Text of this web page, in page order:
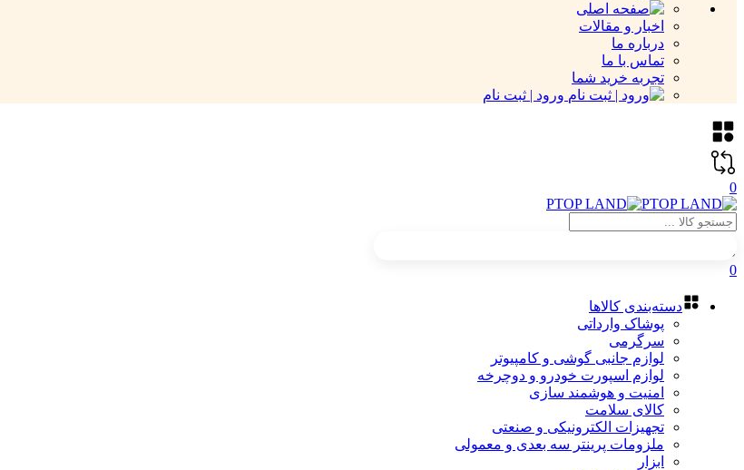
اخبار و مقالات
درباره ما
تماس با ما
تجربه خرید شما
ورود | ثبت نام
0
0
دسته‌بندی کالاها
پوشاک وارداتی
سرگرمی
لوازم جانبی گوشی و کامپیوتر
لوازم اسپورت خودرو و دوچرخه
امنیت و هوشمند سازی
کالای سلامت
تجهیزات الکترونیکی و صنعتی
ملزومات پرینتر سه بعدی و معمولی
ابزار